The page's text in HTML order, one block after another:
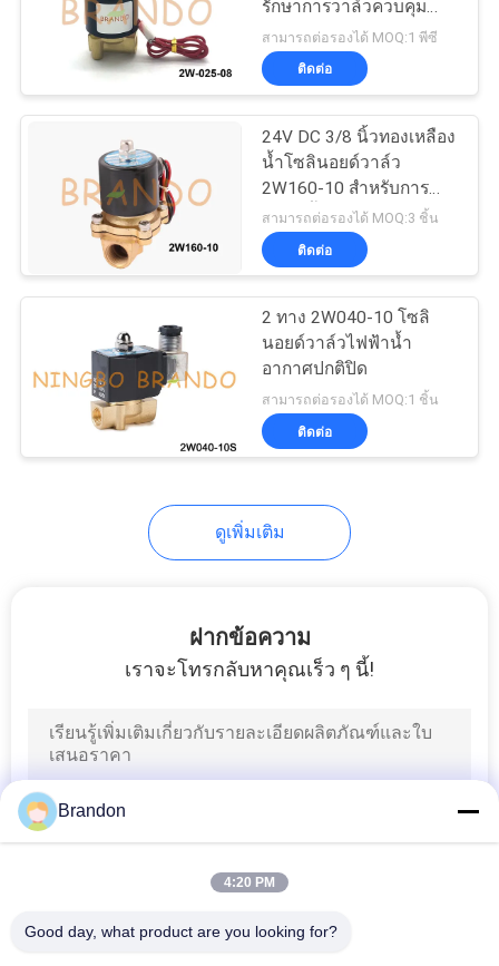
รักษาการวาล์วควบคุม
2W-025-08
สามารถต่อรองได้ MOQ:1 พีซี
ติดต่อ
24V DC 3/8 นิ้วทองเหลือง
น้ำโซลินอยด์วาล์ว
2W160-10 สำหรับการ
บำบัดน้ำ
สามารถต่อรองได้ MOQ:3 ชิ้น
ติดต่อ
2 ทาง 2W040-10 โซลิ
นอยด์วาล์วไฟฟ้าน้ำ
อากาศปกติปิด
สามารถต่อรองได้ MOQ:1 ชิ้น
ติดต่อ
ดูเพิ่มเติม
ฝากข้อความ
เราจะโทรกลับหาคุณเร็ว ๆ นี้!
Brandon
4:20 PM
Good day, what product are you looking for?